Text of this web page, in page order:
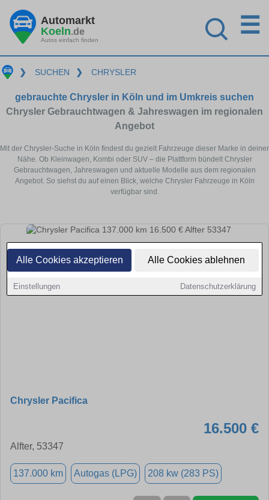
Alle Cookies akzeptieren Alle Cookies ablehnen
Einstellungen Datenschutzerklärung
Automarkt
Koeln.de
Autos einfach finden
☰
❯ SUCHEN ❯ CHRYSLER
gebrauchte Chrysler in Köln und im Umkreis suchen
Chrysler Gebrauchtwagen & Jahreswagen im regionalen
Angebot
Mit der Chrysler-Suche in Köln findest du gezielt Fahrzeuge dieser Marke in deiner
Nähe. Ob Kleinwagen, Kombi oder SUV – die Plattform bündelt Chrysler
Gebrauchtwagen, Jahreswagen und aktuelle Modelle aus dem regionalen
Angebot. So siehst du auf einen Blick, welche Chrysler Fahrzeuge in Köln
verfügbar sind.
Chrysler Pacifica
16.500 €
Alfter, 53347
137.000 km Autogas (LPG) 208 kw (283 PS)